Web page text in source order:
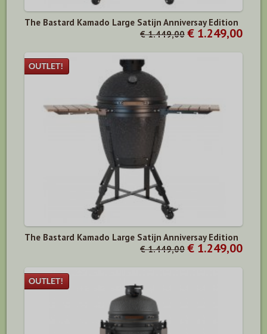
The Bastard Kamado Large Satijn Anniversay Edition
€ 1.449,00 € 1.249,00
The Bastard Kamado Large Satijn Anniversay Edition
€ 1.449,00 € 1.249,00